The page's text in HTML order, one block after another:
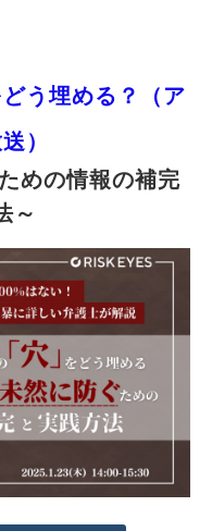
う埋める？（ア
）
～